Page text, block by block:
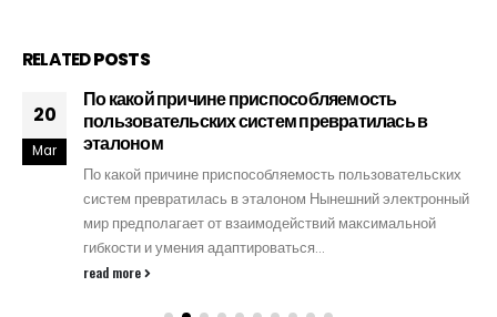
RELATEDPOSTS
20
Mar
По какой причине приспособляемость
пользовательских систем превратилась в
эталоном
По какой причине приспособляемость пользовательских
систем превратилась в эталоном Нынешний электронный
мир предполагает от взаимодействий максимальной
гибкости и умения адаптироваться...
read more